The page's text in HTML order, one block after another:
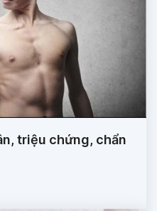
triệu chứng, chẩn